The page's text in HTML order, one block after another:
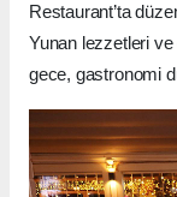
Restaurant’ta
Yunan lezzetleri
gece, gastronomi